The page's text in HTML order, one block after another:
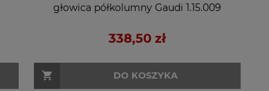
głowica półkolumny Gaudi 1.15.009
338,50 zł
DO KOSZYKA